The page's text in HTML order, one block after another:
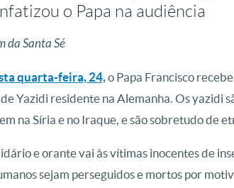
o Papa na audiência
da Santa Sé
quarta-feira, 24,o Papa Francisco
Yazidi residente na Alemanha. Os yazidi
na Síria e no Iraque, e são sobretudo de
e orante vai às vítimas inocentes de
sejam perseguidos e mortos por